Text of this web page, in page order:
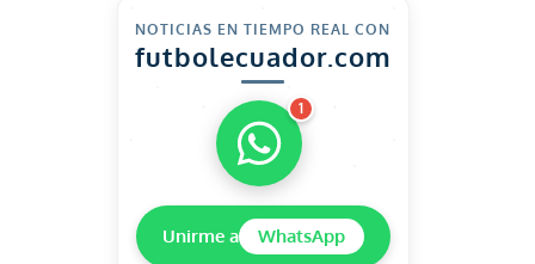
NOTICIAS EN TIEMPO REAL CON
futbolecuador.com
1
Unirme a WhatsApp